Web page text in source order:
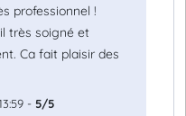
professionnel !
très soigné et
Ca fait plaisir des
- 5/5